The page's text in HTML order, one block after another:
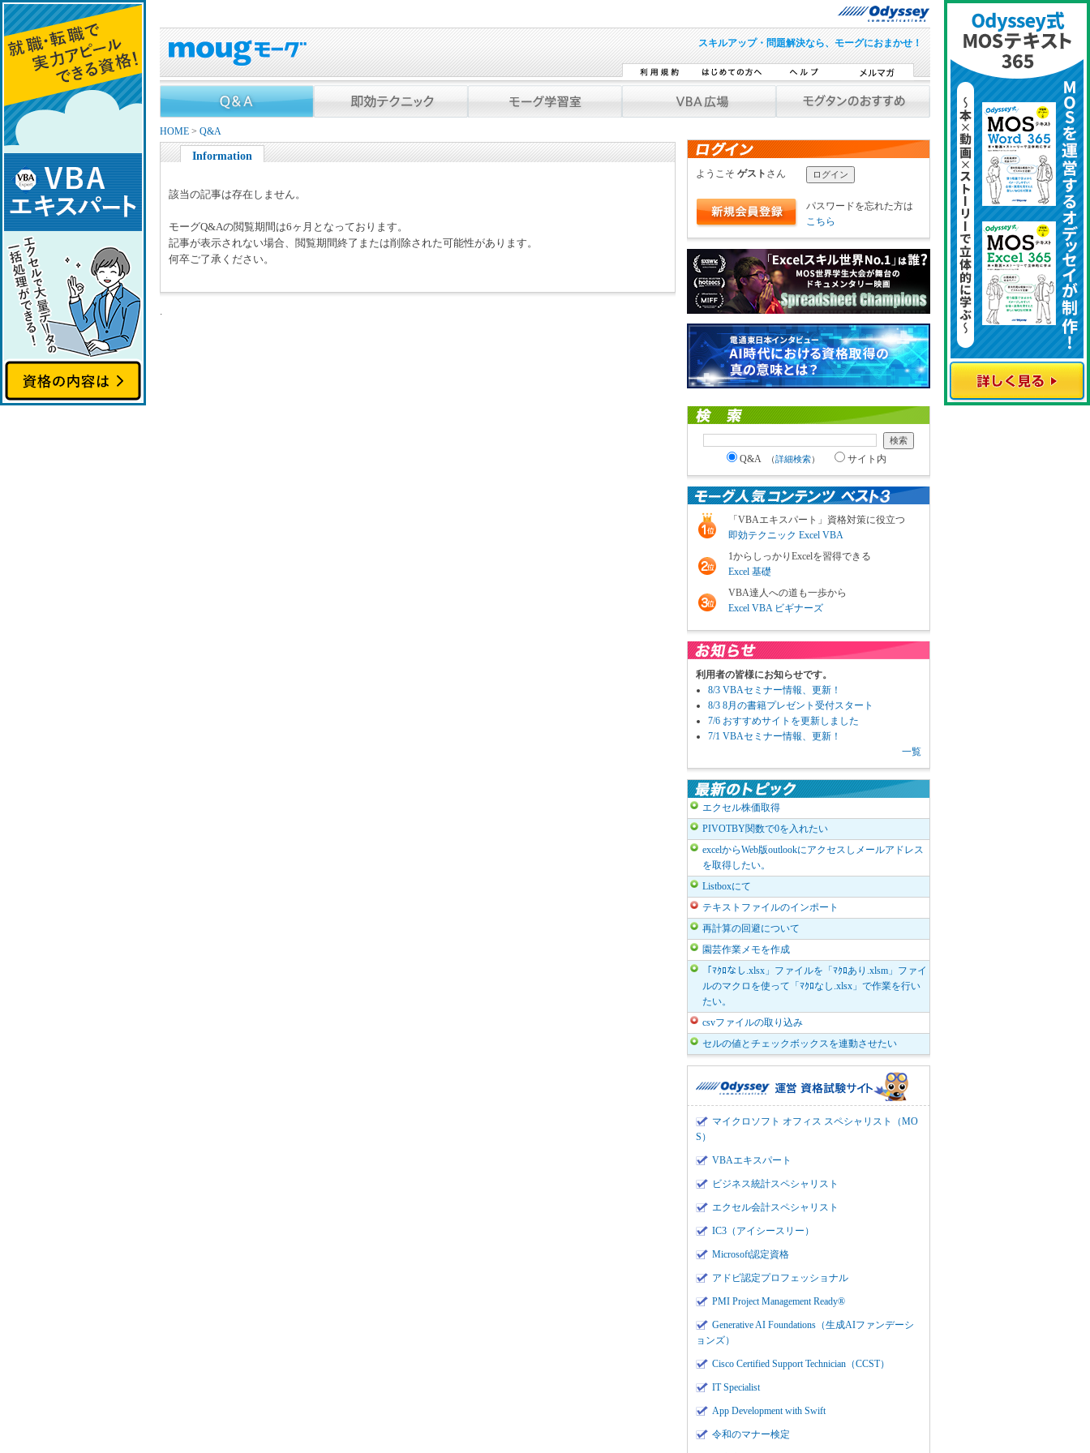
スキルアップ・問題解決なら、モーグにおまかせ！
HOME > Q&A
Information
該当の記事は存在しません。
モーグQ&Aの閲覧期間は6ヶ月となっております。
記事が表示されない場合、閲覧期間終了または削除された可能性があります。
何卒ご了承ください。
ようこそ ゲスト さん
パスワードを忘れた方は
こちら
Q&A （詳細検索） サイト内
「VBAエキスパート」資格対策に役立つ
即効テクニック Excel VBA
1からしっかりExcelを習得できる
Excel 基礎
VBA達人への道も一歩から
Excel VBA ビギナーズ
利用者の皆様にお知らせです。
8/3 VBAセミナー情報、更新！
8/3 8月の書籍プレゼント受付スタート
7/6 おすすめサイトを更新しました
7/1 VBAセミナー情報、更新！
一覧
エクセル株価取得
PIVOTBY関数で0を入れたい
excelからWeb版outlookにアクセスしメールアドレス
を取得したい。
Listboxにて
テキストファイルのインポート
再計算の回避について
園芸作業メモを作成
「ﾏｸﾛなし.xlsx」ファイルを「ﾏｸﾛあり.xlsm」ファイ
ルのマクロを使って「ﾏｸﾛなし.xlsx」で作業を行い
たい。
csvファイルの取り込み
セルの値とチェックボックスを連動させたい
マイクロソフト オフィス スペシャリスト（MO
S）
VBAエキスパート
ビジネス統計スペシャリスト
エクセル会計スペシャリスト
IC3（アイシースリー）
Microsoft認定資格
アドビ認定プロフェッショナル
PMI Project Management Ready®
Generative AI Foundations（生成AIファンデーシ
ョンズ）
Cisco Certified Support Technician（CCST）
IT Specialist
App Development with Swift
令和のマナー検定